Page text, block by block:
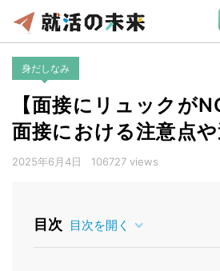
身だしなみ
【面接にリュックが
面接における注意点
2025年6月4日 106727 views
目次 目次を開く